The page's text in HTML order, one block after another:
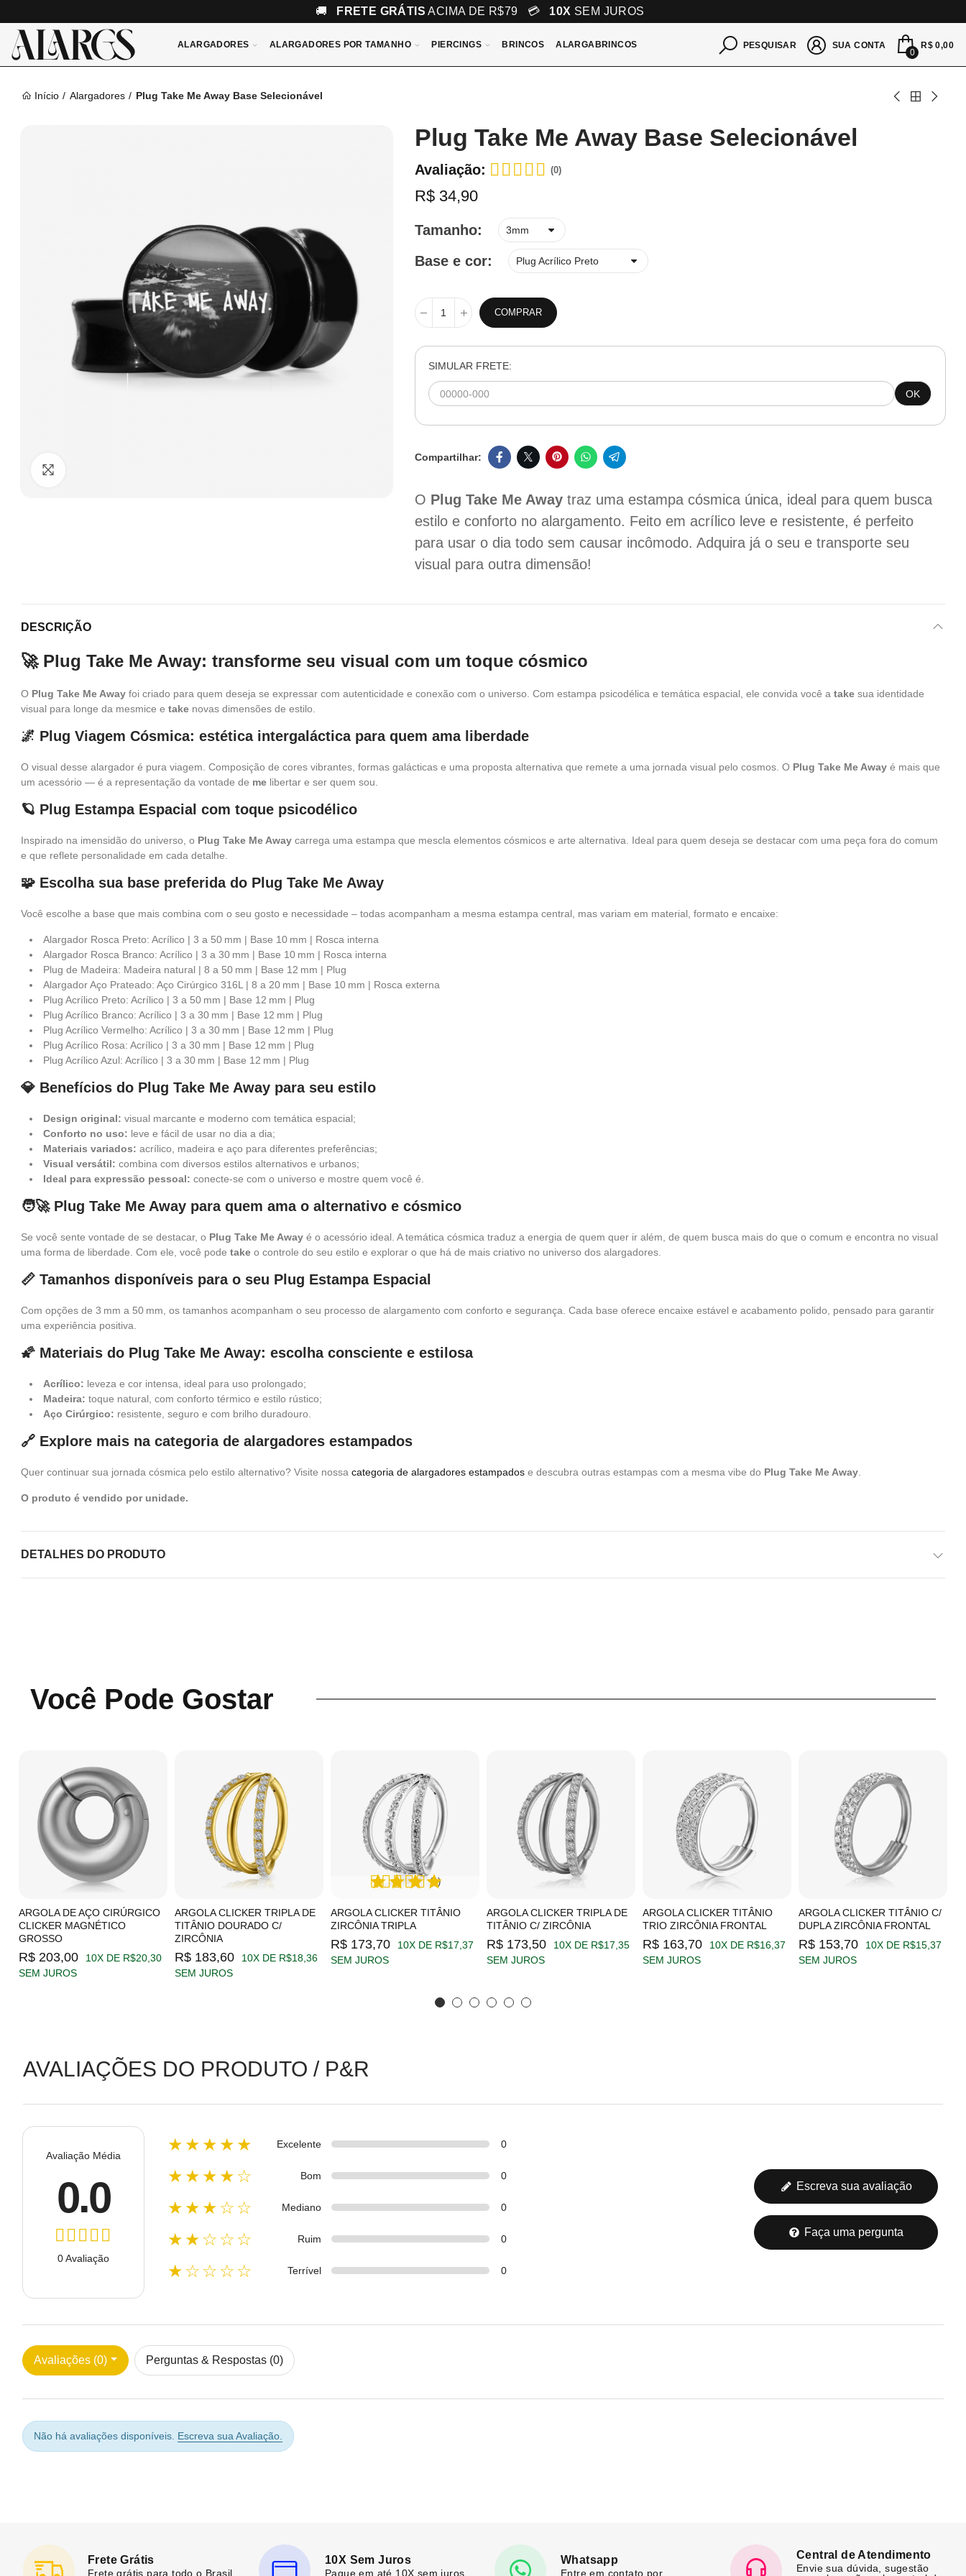
🚚 FRETE GRÁTIS ACIMA DE R$79 💳 10X SEM JUROS
ALARGADORES ALARGADORES POR TAMANHO PIERCINGS BRINCOS ALARGABRINCOS PESQUISAR SUA CONTA
0
R$ 0,00
Início Alargadores Plug Take Me Away Base Selecionável
Plug Take Me Away Base Selecionável
Avaliação: (0)
R$ 34,90
Tamanho
Base e cor
COMPRAR
SIMULAR FRETE:
OK
O Plug Take Me Away traz uma estampa cósmica única, ideal para quem busca
estilo e conforto no alargamento. Feito em acrílico leve e resistente, é perfeito
para usar o dia todo sem causar incômodo. Adquira já o seu e transporte seu
visual para outra dimensão!
DESCRIÇÃO
🚀 Plug Take Me Away: transforme seu visual com um toque cósmico
O Plug Take Me Away foi criado para quem deseja se expressar com autenticidade e conexão com o universo. Com estampa psicodélica e temática espacial, ele convida você a take sua identidade
visual para longe da mesmice e take novas dimensões de estilo.
🌌 Plug Viagem Cósmica: estética intergaláctica para quem ama liberdade
O visual desse alargador é pura viagem. Composição de cores vibrantes, formas galácticas e uma proposta alternativa que remete a uma jornada visual pelo cosmos. O Plug Take Me Away é mais que
um acessório — é a representação da vontade de me libertar e ser quem sou.
🪐 Plug Estampa Espacial com toque psicodélico
Inspirado na imensidão do universo, o Plug Take Me Away carrega uma estampa que mescla elementos cósmicos e arte alternativa. Ideal para quem deseja se destacar com uma peça fora do comum
e que reflete personalidade em cada detalhe.
🧩 Escolha sua base preferida do Plug Take Me Away
Você escolhe a base que mais combina com o seu gosto e necessidade – todas acompanham a mesma estampa central, mas variam em material, formato e encaixe:
Alargador Rosca Preto: Acrílico | 3 a 50 mm | Base 10 mm | Rosca interna
Alargador Rosca Branco: Acrílico | 3 a 30 mm | Base 10 mm | Rosca interna
Plug de Madeira: Madeira natural | 8 a 50 mm | Base 12 mm | Plug
Alargador Aço Prateado: Aço Cirúrgico 316L | 8 a 20 mm | Base 10 mm | Rosca externa
Plug Acrílico Preto: Acrílico | 3 a 50 mm | Base 12 mm | Plug
Plug Acrílico Branco: Acrílico | 3 a 30 mm | Base 12 mm | Plug
Plug Acrílico Vermelho: Acrílico | 3 a 30 mm | Base 12 mm | Plug
Plug Acrílico Rosa: Acrílico | 3 a 30 mm | Base 12 mm | Plug
Plug Acrílico Azul: Acrílico | 3 a 30 mm | Base 12 mm | Plug
💎 Benefícios do Plug Take Me Away para seu estilo
Design original: visual marcante e moderno com temática espacial;
Conforto no uso: leve e fácil de usar no dia a dia;
Materiais variados: acrílico, madeira e aço para diferentes preferências;
Visual versátil: combina com diversos estilos alternativos e urbanos;
Ideal para expressão pessoal: conecte-se com o universo e mostre quem você é.
🧑‍🚀 Plug Take Me Away para quem ama o alternativo e cósmico
Se você sente vontade de se destacar, o Plug Take Me Away é o acessório ideal. A temática cósmica traduz a energia de quem quer ir além, de quem busca mais do que o comum e encontra no visual
uma forma de liberdade. Com ele, você pode take o controle do seu estilo e explorar o que há de mais criativo no universo dos alargadores.
📏 Tamanhos disponíveis para o seu Plug Estampa Espacial
Com opções de 3 mm a 50 mm, os tamanhos acompanham o seu processo de alargamento com conforto e segurança. Cada base oferece encaixe estável e acabamento polido, pensado para garantir
uma experiência positiva.
🌠 Materiais do Plug Take Me Away: escolha consciente e estilosa
Acrílico: leveza e cor intensa, ideal para uso prolongado;
Madeira: toque natural, com conforto térmico e estilo rústico;
Aço Cirúrgico: resistente, seguro e com brilho duradouro.
🔗 Explore mais na categoria de alargadores estampados
Quer continuar sua jornada cósmica pelo estilo alternativo? Visite nossa categoria de alargadores estampados e descubra outras estampas com a mesma vibe do Plug Take Me Away
O produto é vendido por unidade.
DETALHES DO PRODUTO
Você Pode Gostar
ARGOLA DE AÇO CIRÚRGICO
CLICKER MAGNÉTICO
GROSSO
R$ 203,00
10X DE R$20,30
SEM JUROS
ARGOLA CLICKER TRIPLA DE
TITÂNIO DOURADO C/
ZIRCÔNIA
R$ 183,60
10X DE R$18,36
SEM JUROS
ARGOLA CLICKER TITÂNIO
ZIRCÔNIA TRIPLA
(1)
R$ 173,70
10X DE R$17,37
SEM JUROS
ARGOLA CLICKER TRIPLA DE
TITÂNIO C/ ZIRCÔNIA
R$ 173,50
10X DE R$17,35
SEM JUROS
ARGOLA CLICKER TITÂNIO
TRIO ZIRCÔNIA FRONTAL
R$ 163,70
10X DE R$16,37
SEM JUROS
ARGOLA CLICKER TITÂNIO C/
DUPLA ZIRCÔNIA FRONTAL
R$ 153,70
10X DE R$15,37
SEM JUROS
AVALIAÇÕES DO PRODUTO / P&R
Avaliação Média
0.0
0 Avaliação
★★★★★ Excelente 0
★★★★☆ Bom 0
★★★☆☆ Mediano 0
★★☆☆☆ Ruim 0
★☆☆☆☆ Terrível 0
Escreva sua avaliação
Faça uma pergunta
Avaliações (0) Perguntas & Respostas (0)
Não há avaliações disponíveis. Escreva sua Avaliação.
Frete Grátis
Frete grátis para todo o Brasil
10X Sem Juros
Pague em até 10X sem juros
Whatsapp
Entre em contato por
Central de Atendimento
Envie sua dúvida, sugestão